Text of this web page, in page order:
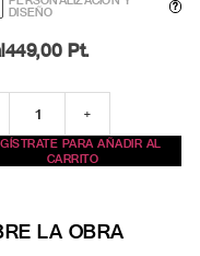
DISEÑO
?
449,00 Pt.
+
PARA AÑADIR AL
CARRITO
LA OBRA